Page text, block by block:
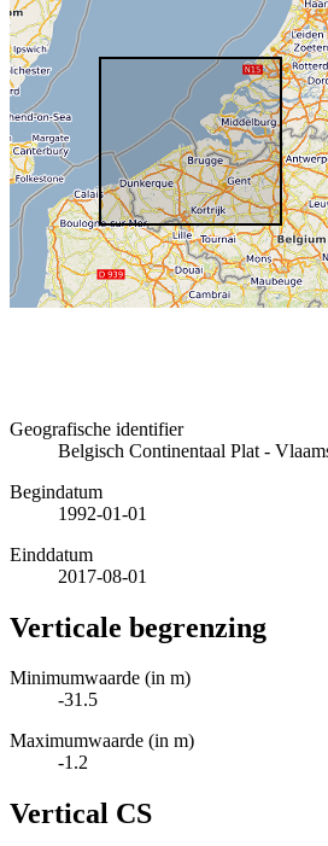
Geografische identifier
Belgisch Continentaal Plat -
Begindatum
1992-01-01
Einddatum
2017-08-01
Verticale begrenzing
Minimumwaarde (in m)
-31.5
Maximumwaarde (in m)
-1.2
Vertical CS